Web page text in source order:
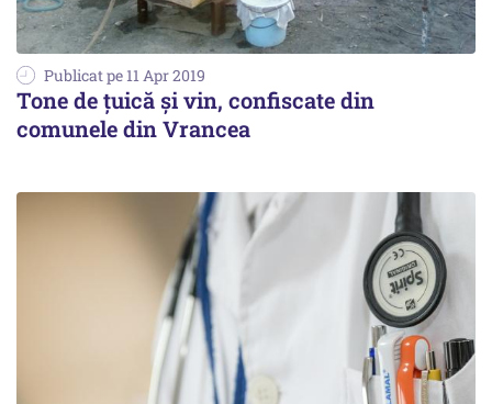
Publicat pe 11 Apr 2019
Tone de țuică și vin, confiscate din
comunele din Vrancea